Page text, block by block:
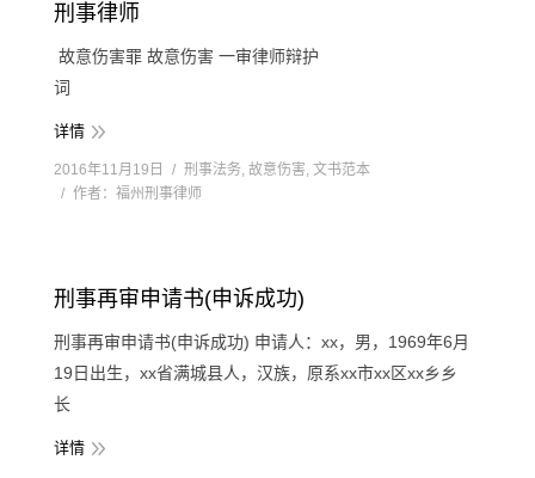
刑事律师
故意伤害罪 故意伤害 一审律师辩护
词
详情
2016年11月19日 刑事法务, 故意伤害, 文书范本
作者： 福州刑事律师
刑事再审申请书(申诉成功)
刑事再审申请书(申诉成功) 申请人：xx，男，1969年6月
19日出生，xx省满城县人，汉族，原系xx市xx区xx乡乡
长
详情